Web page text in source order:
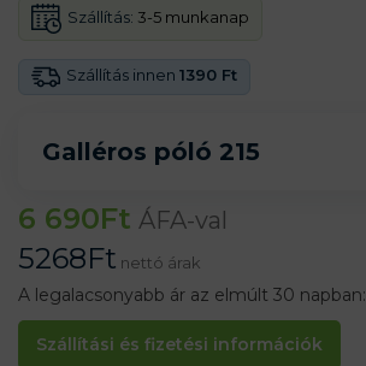
Galléros póló 215
Szállítás innen 1390 Ft
Szállítás: 3-5 munkanap
6 690Ft ÁFA-val
5268Ft nettó árak
A legalacsonyabb ár az elmúlt 30 napban:
Szállítási és fizetési információk